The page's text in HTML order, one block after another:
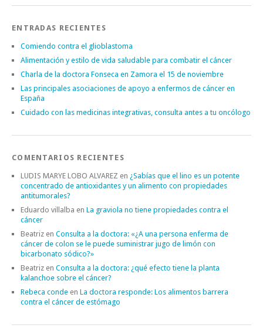
ENTRADAS RECIENTES
Comiendo contra el glioblastoma
Alimentación y estilo de vida saludable para combatir el cáncer
Charla de la doctora Fonseca en Zamora el 15 de noviembre
Las principales asociaciones de apoyo a enfermos de cáncer en
España
Cuidado con las medicinas integrativas, consulta antes a tu oncólogo
COMENTARIOS RECIENTES
LUDIS MARYE LOBO ALVAREZ en ¿Sabías que el lino es un potente
concentrado de antioxidantes y un alimento con propiedades
antitumorales?
Eduardo villalba en La graviola no tiene propiedades contra el
cáncer
Beatriz en Consulta a la doctora: «¿A una persona enferma de
cáncer de colon se le puede suministrar jugo de limón con
bicarbonato sódico?»
Beatriz en Consulta a la doctora: ¿qué efecto tiene la planta
kalanchoe sobre el cáncer?
Rebeca conde en La doctora responde: Los alimentos barrera
contra el cáncer de estómago